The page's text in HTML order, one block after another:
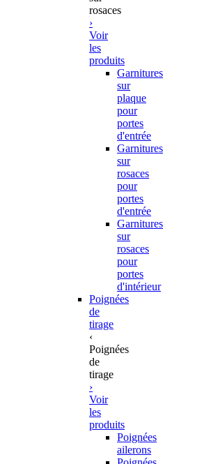
rosaces
›
Voir
les
produits
Garnitures
sur
plaque
pour
portes
d'entrée
Garnitures
sur
rosaces
pour
portes
d'entrée
Garnitures
sur
rosaces
pour
portes
d'intérieur
Poignées
de
tirage
‹
Poignées
de
tirage
›
Voir
les
produits
Poignées
ailerons